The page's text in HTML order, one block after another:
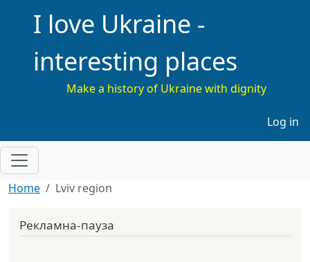
I love Ukraine -
interesting places
Make a history of Ukraine with dignity
Log in
Home Lviv region
Рекламна-пауза